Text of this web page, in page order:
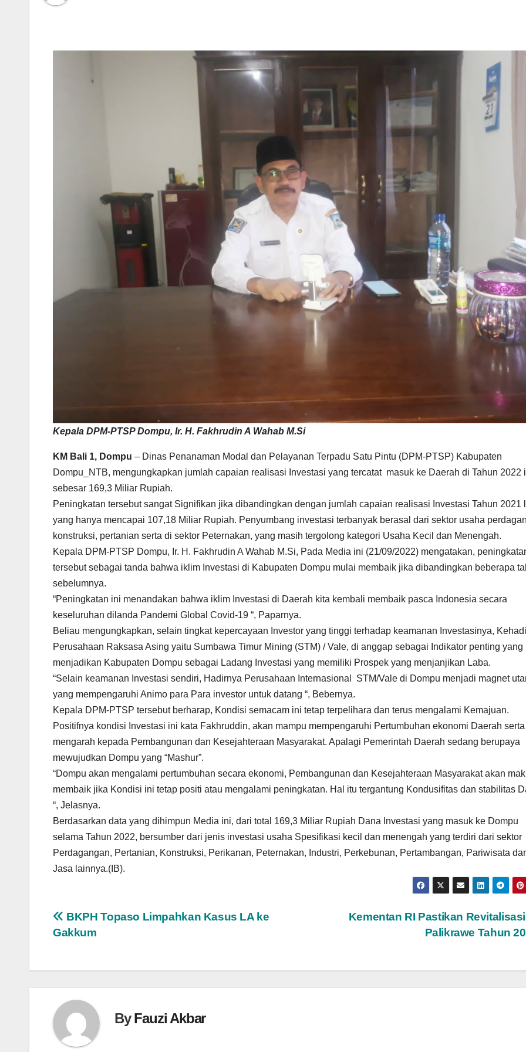
Kepala DPM-PTSP Dompu, Ir. H. Fakhrudin A Wahab M.Si
KM Bali 1, Dompu – Dinas Penanaman Modal dan Pelayanan Terpadu Satu Pintu (DPM-PTSP) Kabupaten
Dompu_NTB, mengungkapkan jumlah capaian realisasi Investasi yang tercatat masuk ke Daerah di Tahun 2022
sebesar 169,3 Miliar Rupiah.
Peningkatan tersebut sangat Signifikan jika dibandingkan dengan jumlah capaian realisasi Investasi Tahun 2021
yang hanya mencapai 107,18 Miliar Rupiah. Penyumbang investasi terbanyak berasal dari sektor usaha
konstruksi, pertanian serta di sektor Peternakan, yang masih tergolong kategori Usaha Kecil dan Menengah.
Kepala DPM-PTSP Dompu, Ir. H. Fakhrudin A Wahab M.Si, Pada Media ini (21/09/2022) mengatakan,
tersebut sebagai tanda bahwa iklim Investasi di Kabupaten Dompu mulai membaik jika dibandingkan beberapa
sebelumnya.
“Peningkatan ini menandakan bahwa iklim Investasi di Daerah kita kembali membaik pasca Indonesia secara
keseluruhan dilanda Pandemi Global Covid-19 “, Paparnya.
Beliau mengungkapkan, selain tingkat kepercayaan Investor yang tinggi terhadap keamanan Investasinya,
Perusahaan Raksasa Asing yaitu Sumbawa Timur Mining (STM) / Vale, di anggap sebagai Indikator penting yang
menjadikan Kabupaten Dompu sebagai Ladang Investasi yang memiliki Prospek yang menjanjikan Laba.
“Selain keamanan Investasi sendiri, Hadirnya Perusahaan Internasional STM/Vale di Dompu menjadi magnet
yang mempengaruhi Animo para Para investor untuk datang “, Bebernya.
Kepala DPM-PTSP tersebut berharap, Kondisi semacam ini tetap terpelihara dan terus mengalami Kemajuan.
Positifnya kondisi Investasi ini kata Fakhruddin, akan mampu mempengaruhi Pertumbuhan ekonomi Daerah serta
mengarah kepada Pembangunan dan Kesejahteraan Masyarakat. Apalagi Pemerintah Daerah sedang berupaya
mewujudkan Dompu yang “Mashur”.
“Dompu akan mengalami pertumbuhan secara ekonomi, Pembangunan dan Kesejahteraan Masyarakat akan
membaik jika Kondisi ini tetap positi atau mengalami peningkatan. Hal itu tergantung Kondusifitas dan stabilitas
“, Jelasnya.
Berdasarkan data yang dihimpun Media ini, dari total 169,3 Miliar Rupiah Dana Investasi yang masuk ke Dompu
selama Tahun 2022, bersumber dari jenis investasi usaha Spesifikasi kecil dan menengah yang terdiri dari sektor
Perdagangan, Pertanian, Konstruksi, Perikanan, Peternakan, Industri, Perkebunan, Pertambangan, Pariwisata
Jasa lainnya.(IB).
Navigasi
Kementan RI Pastikan
Palikrawe Tahun
BKPH Topaso Limpahkan Kasus LA ke
Gakkum
ByFauzi Akbar